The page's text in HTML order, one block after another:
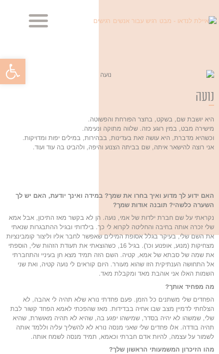
פתח
נועה
היא יושבת שם, בשקט, בחצר הפורחת והפשוטה.
מישירה מבט, במין רוגע כזה. שלווה מתוקה ונעימה.
וכשהיא מדברת, היא עושה זאת בעדינות, בבהירות, במילים יפות ומדויקות.
אני רוצה להישאר איתה, שם בביתה הצנוע והיפה, ולהביט בה עוד ועוד.
האם ידוע לך מדוע ואיך בחרו את שמך? במידה ואינך יודעת, האם יש לך
השערה כלשהי? תובנה אודות שמך?
נקראתי על שם חברת ילדות של אמי, נועה. הן לא בקשר מאז התיכון, אבל אמא
שלי זכרה אותה בחיבה והחליטה לקרוא לי כך. בילדותי ובגיל ההתבגרות שנאתי
את השם שלי, בעיקר בגלל אסופת המילים שאפשר לחבר אליו וליצור קומבינציות
מצחיקות (מנוע, אופנוע וכו'). בגיל 16, כשהוצאתי את תעודת הזהות שלי, הוספתי
את שמה של סבתא של אמא, קטיה. השם הזה תמיד מצא חן בעיניי והתחברתי
אל התחושה הענתיקית הזו שהוא מעורר. היום קוראים לי נועה קטיה, ואת שני
השמות האלו אני אוהבת מאד ומקבלת מאד.
מה מפחיד אותך?
הפחדים שלי משתנים כל הזמן. פעם פחדתי נורא שלא תהיה לי אהבה, לא
הצלחתי לדמיין מצב שבו אחיה בבדידות. מאז שהפכתי לאמא הפחד קשור לבת
שלי, שמשהו לא יהיה בסדר, שמישהו יפגע בה, שהיא לא תהיה מאושרת, שהיא
תהיה בודדה. אלו פחדים שלי שאני מנסה נורא לא להשליך עליה וללמד אותה
לשמור על עצמה, להיות אדם חברתי וכאמא, תמיד מנסה לשמח אותה.
מהו הזיכרון המשמעותי הראשון שלך?